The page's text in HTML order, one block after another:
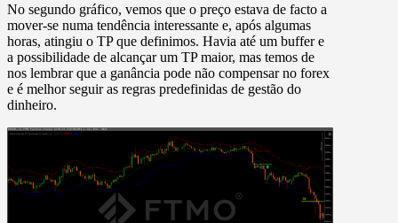
No segundo gráfico, vemos que o preço estava de facto a
mover-se numa tendência interessante e, após algumas
horas, atingiu o TP que definimos. Havia até um buffer e
a possibilidade de alcançar um TP maior, mas temos de
nos lembrar que a ganância pode não compensar no forex
e é melhor seguir as regras predefinidas de gestão do
dinheiro.